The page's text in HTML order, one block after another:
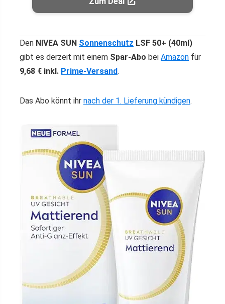
Den NIVEA SUN Sonnenschutz LSF 50+ (40ml)
gibt es derzeit mit einem Spar-Abo bei Amazon für
9,68 € inkl. Prime-Versand.
Das Abo könnt ihr nach der 1. Lieferung kündigen.